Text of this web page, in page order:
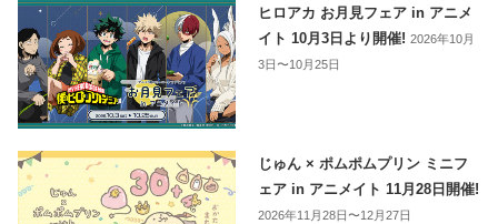
ヒロアカ お月見フェア in アニメ
イト 10月3日より開催!2026年10月
3日〜10月25日
じゅん × ポムポムプリン ミニフ
ェア in アニメイト 11月28日開催!
2026年11月28日〜12月27日